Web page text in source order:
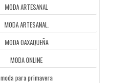
MODA ARTESANAL
MODA ARTESANAL.
MODA OAXAQUEÑA
MODA ONLINE
moda para primavera